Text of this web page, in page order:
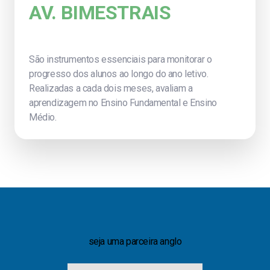
AV. BIMESTRAIS
São instrumentos essenciais para monitorar o
progresso dos alunos ao longo do ano letivo.
Realizadas a cada dois meses, avaliam a
aprendizagem no Ensino Fundamental e Ensino
Médio.
seja uma parceira anglo